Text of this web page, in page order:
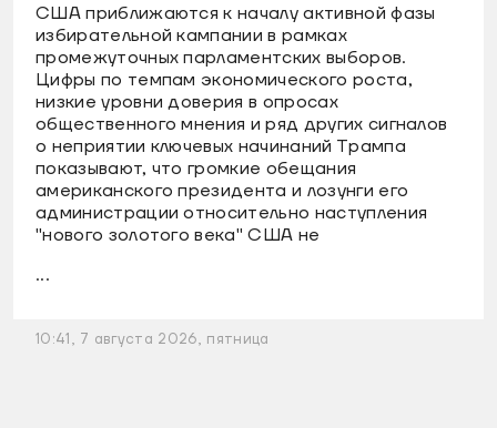
США приближаются к началу активной фазы
избирательной кампании в рамках
промежуточных парламентских выборов.
Цифры по темпам экономического роста,
низкие уровни доверия в опросах
общественного мнения и ряд других сигналов
о неприятии ключевых начинаний Трампа
показывают, что громкие обещания
американского президента и лозунги его
администрации относительно наступления
"нового золотого века" США не
...
10:41, 7 августа 2026, пятница